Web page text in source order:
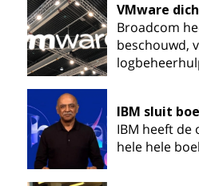
VMware
Broadcom
beschouwd,
IBM sluit
IBM heeft
hele hele